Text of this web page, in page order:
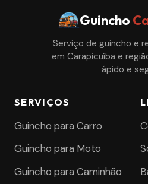
Guincho
Serviço de guincho e
em Carapicuíba e
ápido e
SERVIÇOS
Guincho para Carro
Guincho para Moto
Guincho para Caminhão